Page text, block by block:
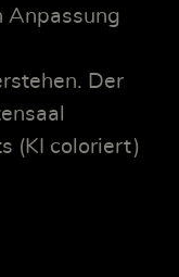
Anpassung
Der
(KI coloriert)